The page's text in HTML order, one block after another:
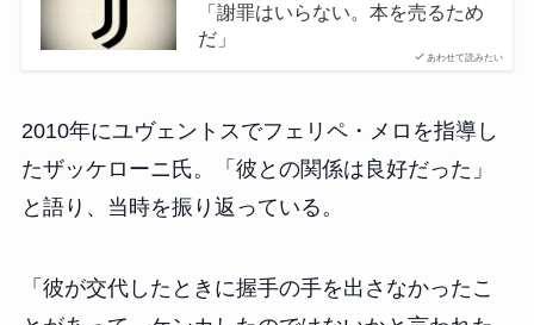
あわせて読みたい
「謝罪はいらない。本を売るため
だ」
2010年にユヴェントスでフェリペ・メロを指導し
たザッケローニ氏。「彼との関係は良好だった」
と語り、当時を振り返っている。
「彼が交代したときに握手の手を出さなかったこ